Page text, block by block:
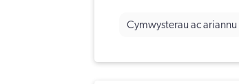
Cymwysterau ac ariannu